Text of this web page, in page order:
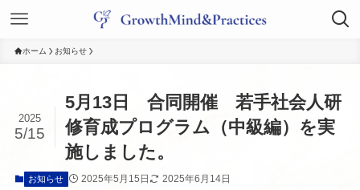
ホーム お知らせ
5月13日 合同開催 若手社会人研
修育成プログラム（中級編）を実
施しました。
2025
5/15
お知らせ 2025年5月15日 2025年6月14日